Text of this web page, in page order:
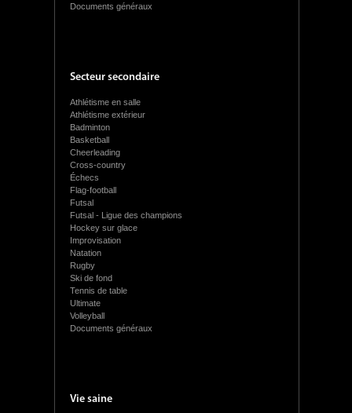
Documents généraux
Secteur secondaire
Athlétisme en salle
Athlétisme extérieur
Badminton
Basketball
Cheerleading
Cross-country
Échecs
Flag-football
Futsal
Futsal - Ligue des champions
Hockey sur glace
Improvisation
Natation
Rugby
Ski de fond
Tennis de table
Ultimate
Volleyball
Documents généraux
Vie saine